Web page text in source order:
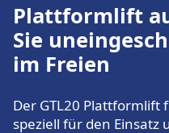
Plattformlift
Sie
im Freien
Der GTL20
speziell für den Einsatz